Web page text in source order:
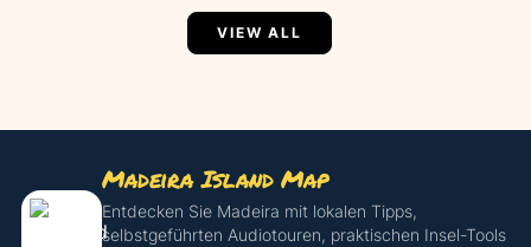
VIEW ALL
Madeira Island Map
Entdecken Sie Madeira mit lokalen Tipps,
selbstgeführten Audiotouren, praktischen Insel-Tools